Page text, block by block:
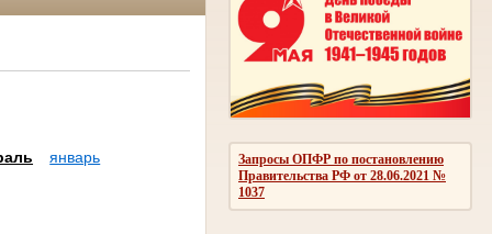
Запросы ОПФР по постановлению
Правительства РФ от 28.06.2021 №
1037
январь